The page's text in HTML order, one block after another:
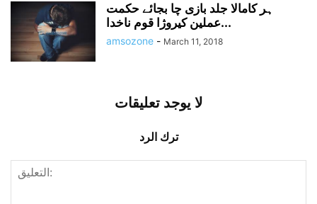
ہر کامالا جلد بازی چا بجائے حکمت
عملین کیروژا قوم ناخدا...
amsozone - March 11, 2018
لا يوجد تعليقات
ترك الرد